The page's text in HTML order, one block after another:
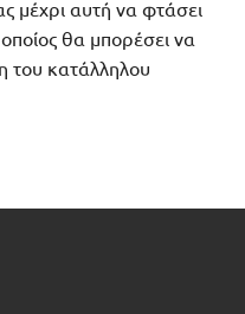
μέχρι αυτή να φτάσει
θα μπορέσει να
του κατάλληλου